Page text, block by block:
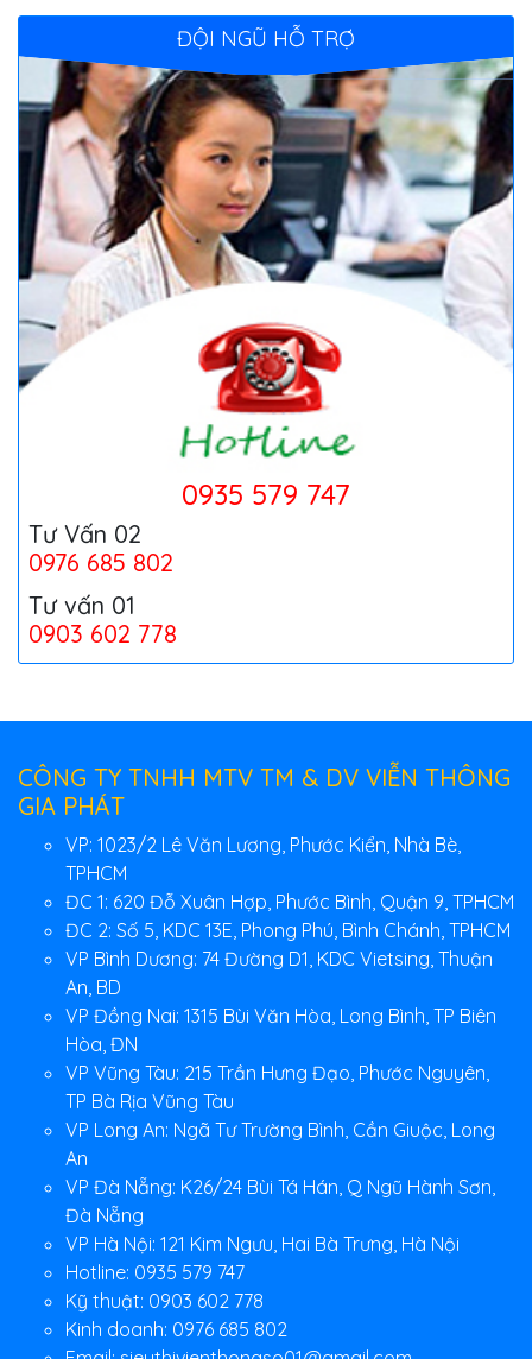
ĐỘI NGŨ HỖ TRỢ
0935 579 747
Tư Vấn 02
0976 685 802
Tư vấn 01
0903 602 778
CÔNG TY TNHH MTV TM & DV VIỄN THÔNG
GIA PHÁT
VP: 1023/2 Lê Văn Lương, Phước Kiển, Nhà Bè,
TPHCM
ĐC 1: 620 Đỗ Xuân Hợp, Phước Bình, Quận 9, TPHCM
ĐC 2: Số 5, KDC 13E, Phong Phú, Bình Chánh, TPHCM
VP Bình Dương: 74 Đường D1, KDC Vietsing, Thuận
An, BD
VP Đồng Nai: 1315 Bùi Văn Hòa, Long Bình, TP Biên
Hòa, ĐN
VP Vũng Tàu: 215 Trần Hưng Đạo, Phước Nguyên,
TP Bà Rịa Vũng Tàu
VP Long An: Ngã Tư Trường Bình, Cần Giuộc, Long
An
VP Đà Nẵng: K26/24 Bùi Tá Hán, Q Ngũ Hành Sơn,
Đà Nẵng
VP Hà Nội: 121 Kim Ngưu, Hai Bà Trưng, Hà Nội
Hotline: 0935 579 747
Kỹ thuật: 0903 602 778
Kinh doanh: 0976 685 802